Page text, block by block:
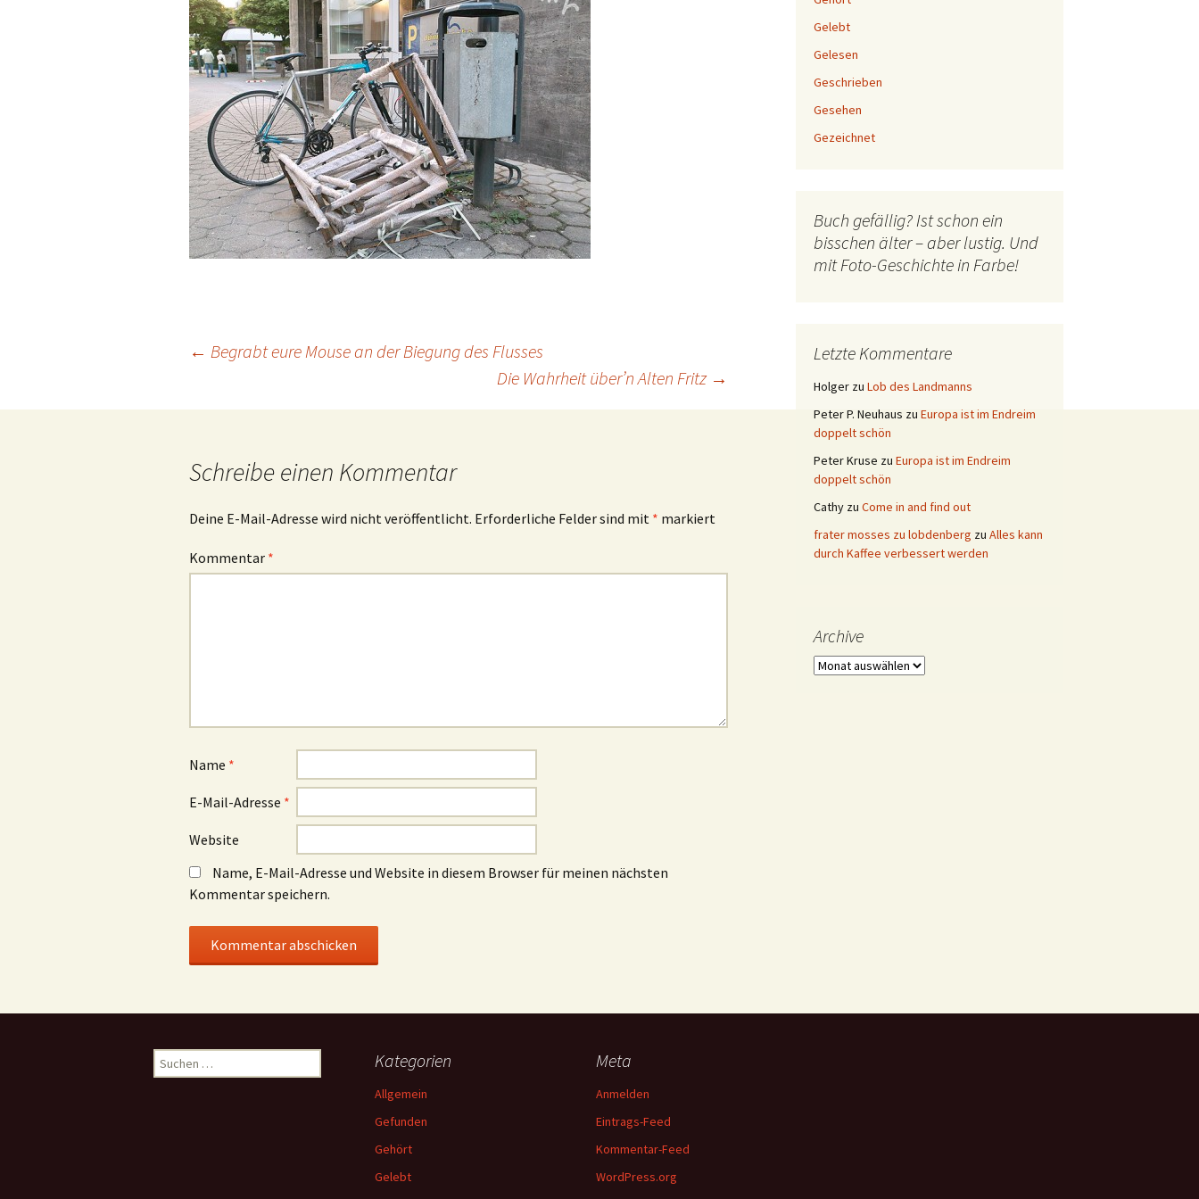
Navigation
← Begrabt eure Mouse an der Biegung des Flusses
Die Wahrheit über’n Alten Fritz →
Schreibe einen Kommentar
Deine E-Mail-Adresse wird nicht veröffentlicht. Erforderliche Felder sind mit * markiert
Kommentar *
Name *
E-Mail-Adresse *
Website
Name, E-Mail-Adresse und Website in diesem Browser für meinen nächsten
Kommentar speichern.
Gelebt
Gelesen
Geschrieben
Gesehen
Gezeichnet
Buch gefällig? Ist schon ein
bisschen älter – aber lustig. Und
mit Foto-Geschichte in Farbe!
Letzte Kommentare
Holger zu Lob des Landmanns
Peter P. Neuhaus zu Europa ist im Endreim
doppelt schön
Peter Kruse zu Europa ist im Endreim
doppelt schön
Cathy zu Come in and find out
frater mosses zu lobdenberg zu Alles kann
durch Kaffee verbessert werden
Archive
Archive
Suchen
nach:
Kategorien
Allgemein
Gefunden
Gehört
Gelebt
Meta
Anmelden
Eintrags-Feed
Kommentar-Feed
WordPress.org